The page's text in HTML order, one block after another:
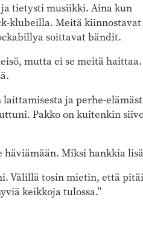
tietysti musiikki. Aina kun
klubeilla. Meitä
soittavat bändit.
mutta ei se meitä
ja perhe-
Pakko on kuitenkin
Miksi hankkia
Välillä tosin mietin, että
keikkoja tulossa.”